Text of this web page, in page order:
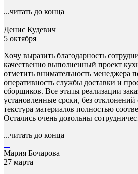
...читать до конца
Денис Кудевич
5 октября
Хочу выразить благодарность
качественно выполненный проект
отметить внимательность менеджера
оперативность службы доставки и
сборщиков. Все этапы реализации
установленные сроки, без отклонений
текстура материалов полностью
Остались очень довольны
...читать до конца
Мария Бочарова
27 марта